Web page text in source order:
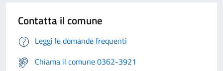
Contatta il comune
Leggi le domande frequenti
Chiama il comune 0362-3921